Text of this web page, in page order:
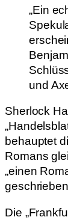
„Ein
und
Sherlock
behauptet
Romans
„einen
Die